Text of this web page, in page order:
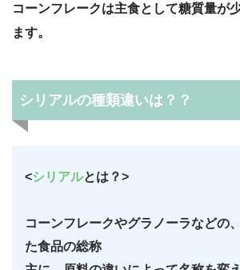
コーンフレークは主食として糖質量が
ます。
シリアルの種類違いは？？
<シリアルとは？>
コーンフレークやグラノーラなどの
た食品の総称